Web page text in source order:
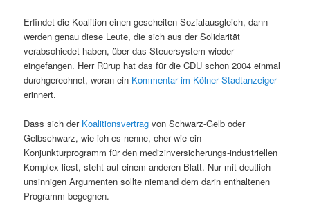
Erfindet die Koalition einen gescheiten Sozialausgleich, dann
werden genau diese Leute, die sich aus der Solidarität
verabschiedet haben, über das Steuersystem wieder
eingefangen. Herr Rürup hat das für die CDU schon 2004 einmal
durchgerechnet, woran ein Kommentar im Kölner Stadtanzeiger
erinnert.
Dass sich der Koalitionsvertrag von Schwarz-Gelb oder
Gelbschwarz, wie ich es nenne, eher wie ein
Konjunkturprogramm für den medizinversicherungs-industriellen
Komplex liest, steht auf einem anderen Blatt. Nur mit deutlich
unsinnigen Argumenten sollte niemand dem darin enthaltenen
Programm begegnen.